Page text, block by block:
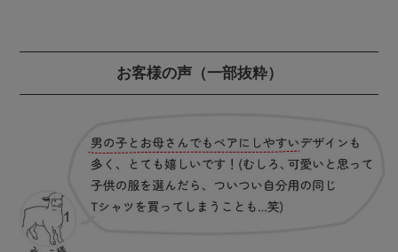
お客様の声（一部抜粋）